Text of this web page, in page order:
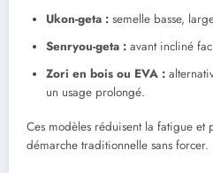
Ukon-geta : semelle basse,
Senryou-geta : avant incliné
Zori en bois ou EVA :
un usage prolongé.
Ces modèles réduisent la fatigue et
démarche traditionnelle sans forcer.